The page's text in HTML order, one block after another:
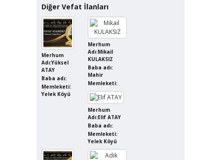
Diğer Vefat İlanları
Merhum
Adı:Yüksel
ATAY
Baba adı:
Memleketi:
Yelek Köyü
Merhum
Adı:Mikail
KULAKSIZ
Baba adı:
Mahir
Memleketi:
Merhum
Adı:Elif ATAY
Baba adı:
Memleketi:
Yelek Köyü